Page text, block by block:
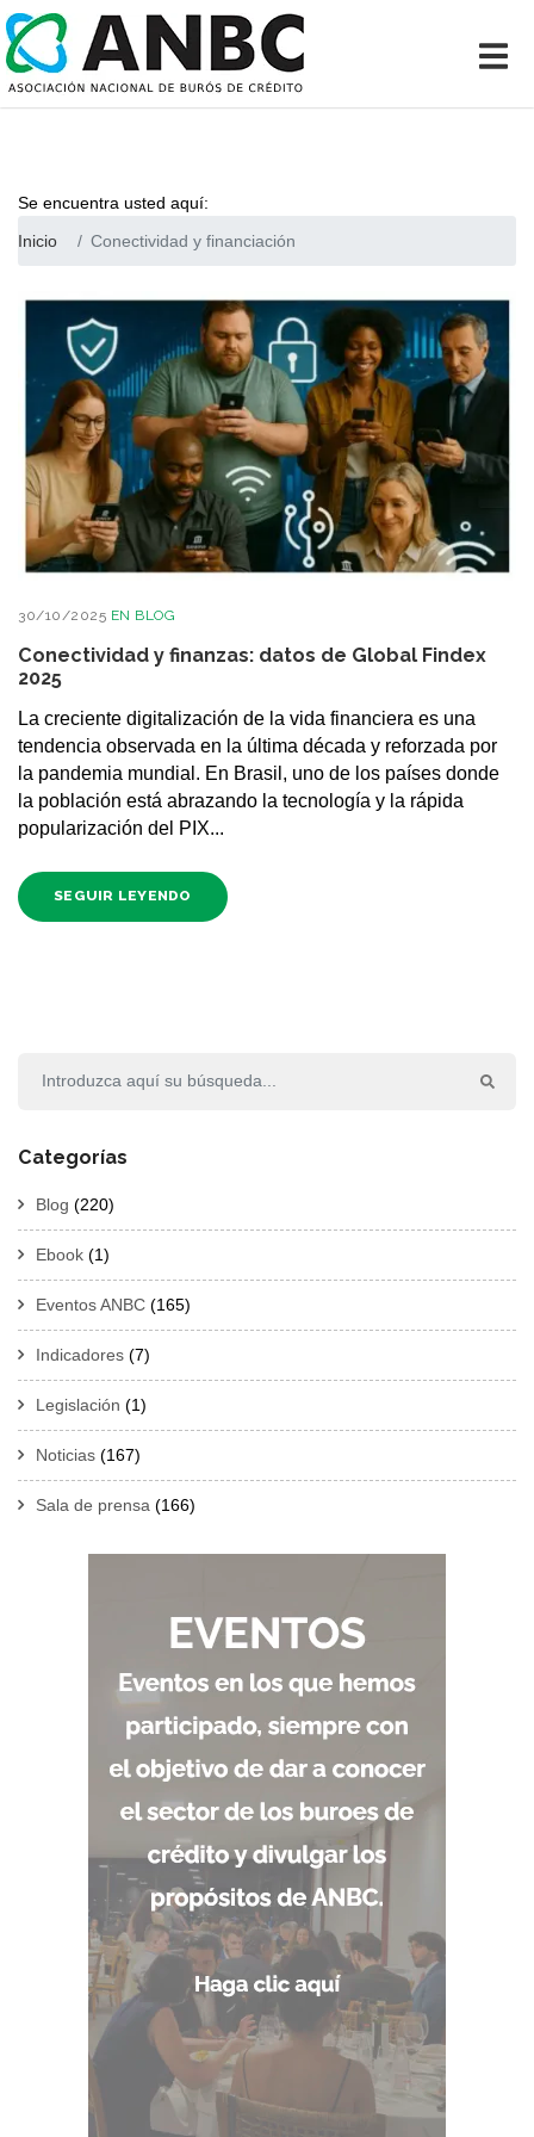
Se encuentra usted aquí:
Inicio
Conectividad y financiación
30/10/2025 EN BLOG
Conectividad y finanzas: datos de Global Findex
2025
La creciente digitalización de la vida financiera es una
tendencia observada en la última década y reforzada por
la pandemia mundial. En Brasil, uno de los países donde
la población está abrazando la tecnología y la rápida
popularización del PIX...
SEGUIR LEYENDO
Categorías
Blog (220)
Ebook (1)
Eventos ANBC (165)
Indicadores (7)
Legislación (1)
Noticias (167)
Sala de prensa (166)